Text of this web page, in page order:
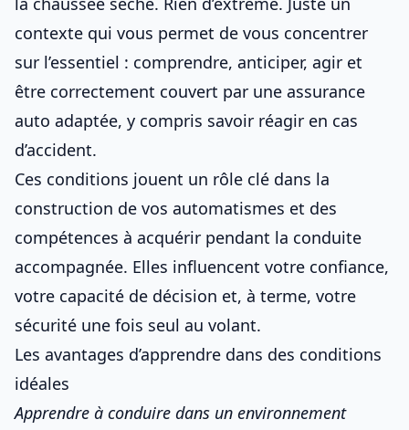
contexte qui vous permet de vous concentrer
sur l’essentiel : comprendre, anticiper, agir et
être correctement couvert par une assurance
auto adaptée, y compris savoir réagir en cas
d’accident.
Ces conditions jouent un rôle clé dans la
construction de vos automatismes et des
compétences à acquérir pendant la conduite
accompagnée. Elles influencent votre confiance,
votre capacité de décision et, à terme, votre
sécurité une fois seul au volant.
Les avantages d’apprendre dans des conditions
idéales
Apprendre à conduire dans un environnement